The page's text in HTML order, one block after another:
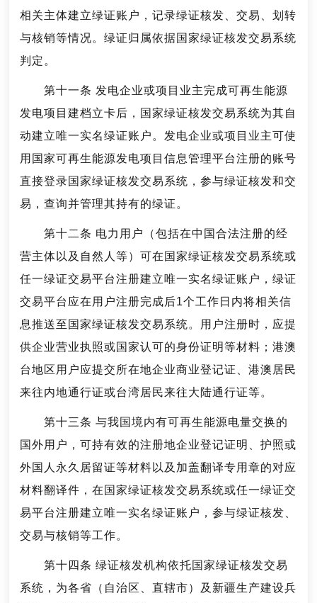
相关主体建立绿证账户，记录绿证核发、交易、划转
与核销等情况。绿证归属依据国家绿证核发交易系统
判定。
第十一条 发电企业或项目业主完成可再生能源
发电项目建档立卡后，国家绿证核发交易系统为其自
动建立唯一实名绿证账户。发电企业或项目业主可使
用国家可再生能源发电项目信息管理平台注册的账号
直接登录国家绿证核发交易系统，参与绿证核发和交
易，查询并管理其持有的绿证。
第十二条 电力用户（包括在中国合法注册的经
营主体以及自然人等）可在国家绿证核发交易系统或
任一绿证交易平台注册建立唯一实名绿证账户，绿证
交易平台应在用户注册完成后1个工作日内将相关信
息推送至国家绿证核发交易系统。用户注册时，应提
供企业营业执照或国家认可的身份证明等材料；港澳
台地区用户应提交所在地企业商业登记证、港澳居民
来往内地通行证或台湾居民来往大陆通行证等。
第十三条 与我国境内有可再生能源电量交换的
国外用户，可持有效的注册地企业登记证明、护照或
外国人永久居留证等材料以及加盖翻译专用章的对应
材料翻译件，在国家绿证核发交易系统或任一绿证交
易平台注册建立唯一实名绿证账户，参与绿证核发、
交易与核销等工作。
第十四条 绿证核发机构依托国家绿证核发交易
系统，为各省（自治区、直辖市）及新疆生产建设兵